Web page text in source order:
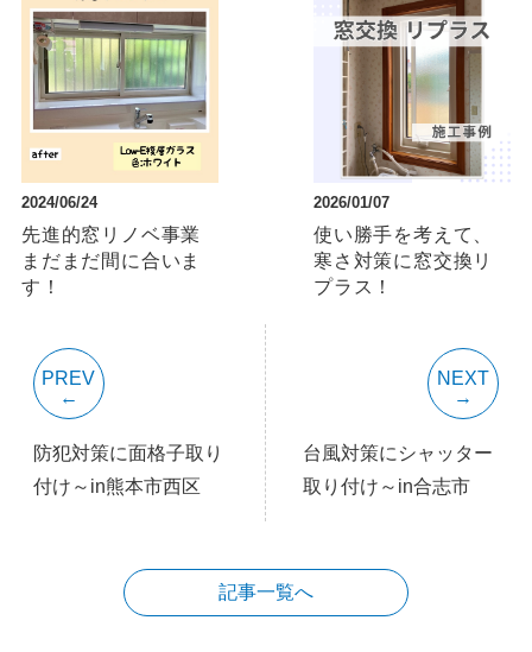
2024/06/24
先進的窓リノベ事業
まだまだ間に合いま
す！
2026/01/07
使い勝手を考えて、
寒さ対策に窓交換リ
プラス！
PREV
防犯対策に面格子取り
付け～in熊本市西区
NEXT
台風対策にシャッター
取り付け～in合志市
記事一覧へ